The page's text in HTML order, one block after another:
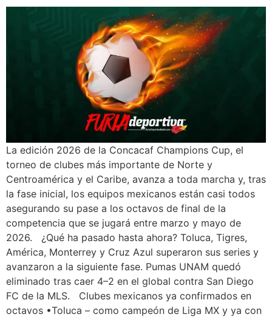
La edición 2026 de la Concacaf Champions Cup, el
torneo de clubes más importante de Norte y
Centroamérica y el Caribe, avanza a toda marcha y, tras
la fase inicial, los equipos mexicanos están casi todos
asegurando su pase a los octavos de final de la
competencia que se jugará entre marzo y mayo de
2026. ¿Qué ha pasado hasta ahora? Toluca, Tigres,
América, Monterrey y Cruz Azul superaron sus series y
avanzaron a la siguiente fase. Pumas UNAM quedó
eliminado tras caer 4–2 en el global contra San Diego
FC de la MLS. Clubes mexicanos ya confirmados en
octavos •Toluca – como campeón de Liga MX y ya con